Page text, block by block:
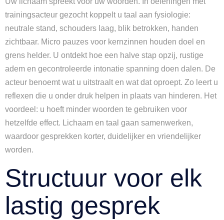
trainingsacteur gezocht koppelt u taal aan fysiologie:
neutrale stand, schouders laag, blik betrokken, handen
zichtbaar. Micro pauzes voor kernzinnen houden doel en
grens helder. U ontdekt hoe een halve stap opzij, rustige
adem en gecontroleerde intonatie spanning doen dalen. De
acteur benoemt wat u uitstraalt en wat dat oproept. Zo leert u
reflexen die u onder druk helpen in plaats van hinderen. Het
voordeel: u hoeft minder woorden te gebruiken voor
hetzelfde effect. Lichaam en taal gaan samenwerken,
waardoor gesprekken korter, duidelijker en vriendelijker
worden.
Structuur voor elk
lastig gesprek